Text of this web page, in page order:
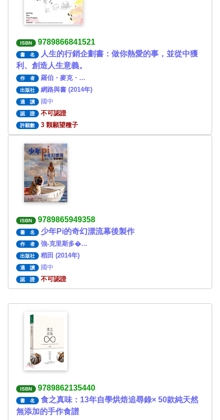
ISBN 9789866841521
書 名
人生的行銷企劃書：做你熱愛的事，並從中獲
利、創造人生意義。
作 者 羅伯・麥克・…
出版社 網路與書 (2014年)
適 讀 國中
認 證 不可認證
許願數 3 顆願望種子
ISBN 9789865949358
書 名 少年Pi的奇幻漂流幕後製作
作 者 強-克里斯多�…
出版社 稻田 (2014年)
適 讀 國中
認 證 不可認證
ISBN 9789862135440
書 名
食之真味：13年自學烘焙追尋錄× 50款純天然
無添加的手作食譜